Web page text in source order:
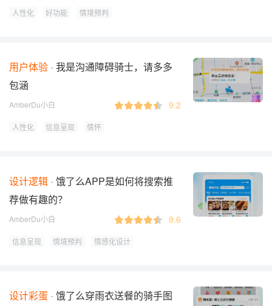
人性化 好功能 情境预判
用户体验 我是沟通障碍骑士，请多多
包涵
AmberDu小白 9.2
人性化 信息呈现 情怀
设计逻辑 饿了么APP是如何将搜索推
荐做有趣的？
AmberDu小白 9.6
信息呈现 情境预判 情感化设计
设计彩蛋 饿了么穿雨衣送餐的骑手图